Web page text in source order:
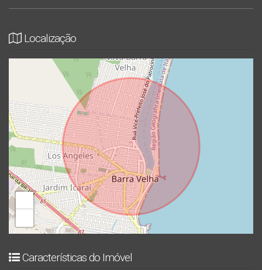
Localização
Características do Imóvel